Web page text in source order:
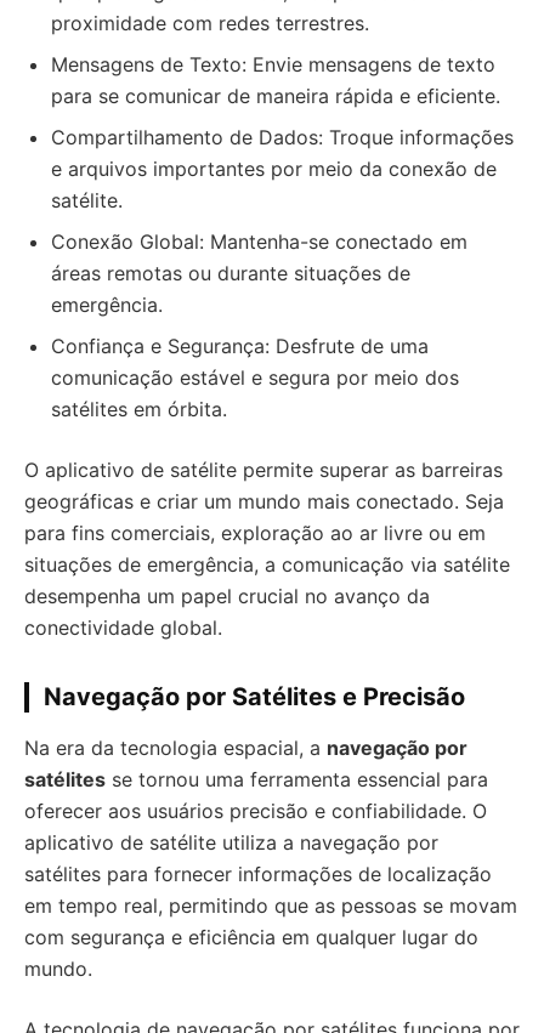
proximidade com redes terrestres.
Mensagens de Texto: Envie mensagens de texto
para se comunicar de maneira rápida e eficiente.
Compartilhamento de Dados: Troque informações
e arquivos importantes por meio da conexão de
satélite.
Conexão Global: Mantenha-se conectado em
áreas remotas ou durante situações de
emergência.
Confiança e Segurança: Desfrute de uma
comunicação estável e segura por meio dos
satélites em órbita.
O aplicativo de satélite permite superar as barreiras
geográficas e criar um mundo mais conectado. Seja
para fins comerciais, exploração ao ar livre ou em
situações de emergência, a comunicação via satélite
desempenha um papel crucial no avanço da
conectividade global.
Navegação por Satélites e Precisão
Na era da tecnologia espacial, a navegação por
satélites se tornou uma ferramenta essencial para
oferecer aos usuários precisão e confiabilidade. O
aplicativo de satélite utiliza a navegação por
satélites para fornecer informações de localização
em tempo real, permitindo que as pessoas se movam
com segurança e eficiência em qualquer lugar do
mundo.